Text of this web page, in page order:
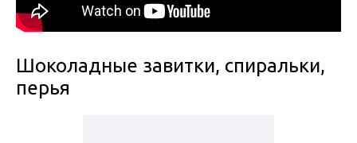
Шоколадные завитки, спиральки,
перья